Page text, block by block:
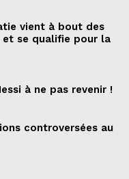
vient à bout des
et se qualifie pour la
à ne pas revenir !
controversées au